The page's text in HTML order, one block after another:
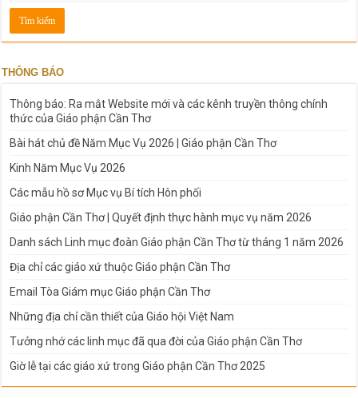
THÔNG BÁO
Thông báo: Ra mắt Website mới và các kênh truyền thông chính
thức của Giáo phận Cần Thơ
Bài hát chủ đề Năm Mục Vụ 2026 | Giáo phận Cần Thơ
Kinh Năm Mục Vụ 2026
Các mẫu hồ sơ Mục vụ Bí tích Hôn phối
Giáo phận Cần Thơ | Quyết định thực hành mục vụ năm 2026
Danh sách Linh mục đoàn Giáo phận Cần Thơ từ tháng 1 năm 2026
Địa chỉ các giáo xứ thuộc Giáo phận Cần Thơ
Email Tòa Giám mục Giáo phận Cần Thơ
Những địa chỉ cần thiết của Giáo hội Việt Nam
Tưởng nhớ các linh mục đã qua đời của Giáo phận Cần Thơ
Giờ lễ tại các giáo xứ trong Giáo phận Cần Thơ 2025